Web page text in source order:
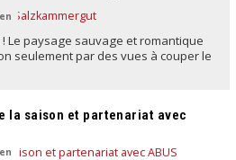
Le paysage sauvage et romantique
seulement par des vues à couper le
la saison et partenariat avec